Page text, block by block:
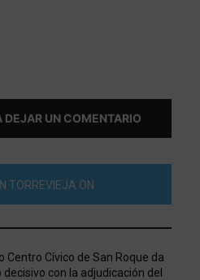
DEJAR UN COMENTARIO
TORREVIEJA ON
Centro Cívico de San Roque da
decisivo con la adjudicación del